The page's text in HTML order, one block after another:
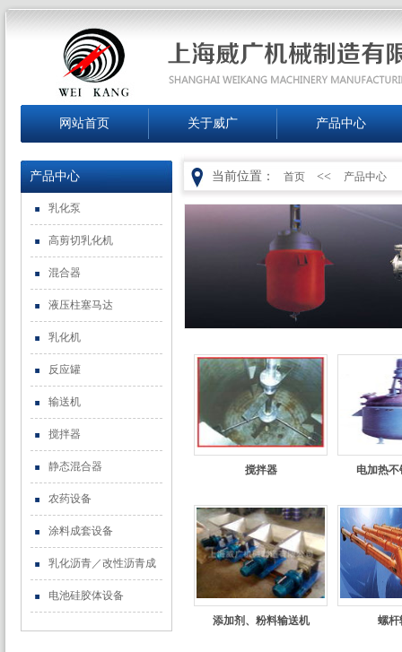
网站首页 关于威广 产品中心
产品中心
乳化泵
高剪切乳化机
混合器
液压柱塞马达
乳化机
反应罐
输送机
搅拌器
静态混合器
农药设备
涂料成套设备
乳化沥青／改性沥青成
电池硅胶体设备
当前位置： 首页 << 产品中心
搅拌器 电加热
添加剂、粉料输送机 螺杆